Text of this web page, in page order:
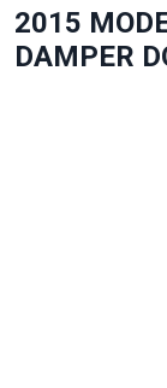
2015
DAMPER